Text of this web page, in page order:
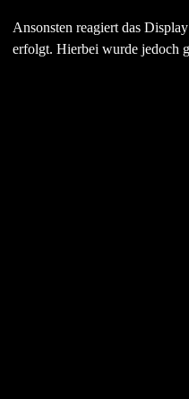
Ansonsten reagiert das
erfolgt. Hierbei wurde jedoch